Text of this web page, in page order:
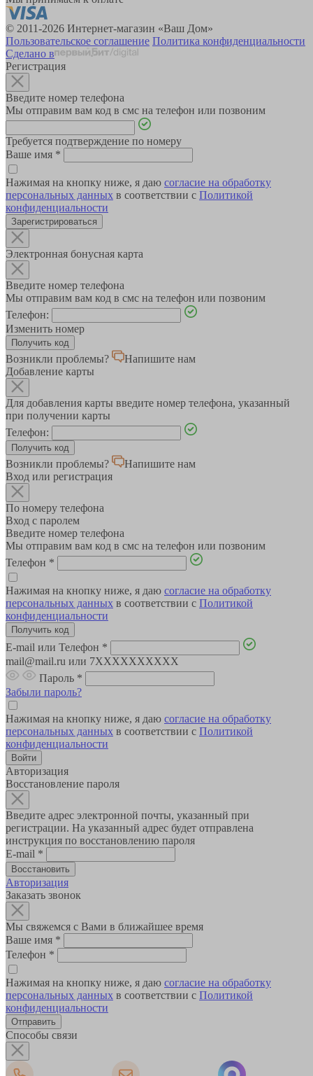
© 2011-2026 Интернет-магазин «Ваш Дом»
Пользовательское соглашение Политика конфиденциальности
Сделано в
Регистрация
Введите номер телефона
Мы отправим вам код в смс на телефон или позвоним
Требуется подтверждение по номеру
Ваше имя *
Нажимая на кнопку ниже, я даю согласие на обработку
персональных данных в соответствии с Политикой
конфиденциальности
Зарегистрироваться
Электронная бонусная карта
Введите номер телефона
Мы отправим вам код в смс на телефон или позвоним
Телефон:
Изменить номер
Возникли проблемы?
Напишите нам
Добавление карты
Для добавления карты введите номер телефона, указанный
при получении карты
Телефон:
Возникли проблемы?
Напишите нам
Вход или регистрация
По номеру телефона
Вход с паролем
Введите номер телефона
Мы отправим вам код в смс на телефон или позвоним
Телефон *
Нажимая на кнопку ниже, я даю согласие на обработку
персональных данных в соответствии с Политикой
конфиденциальности
E-mail или Телефон *
mail@mail.ru или 7XXXXXXXXXX
Пароль *
Забыли пароль?
Нажимая на кнопку ниже, я даю согласие на обработку
персональных данных в соответствии с Политикой
конфиденциальности
Авторизация
Восстановление пароля
Введите адрес электронной почты, указанный при
регистрации. На указанный адрес будет отправлена
инструкция по восстановлению пароля
E-mail *
Авторизация
Заказать звонок
Мы свяжемся с Вами в ближайшее время
Ваше имя *
Телефон *
Нажимая на кнопку ниже, я даю согласие на обработку
персональных данных в соответствии с Политикой
конфиденциальности
Способы связи